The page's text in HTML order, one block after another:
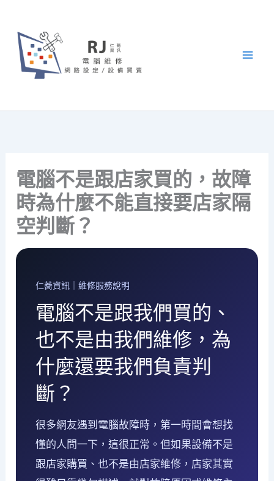
電腦不是跟店家買的，故障
時為什麼不能直接要店家隔
空判斷？
仁蕎資訊｜維修服務說明
電腦不是跟我們買的、
也不是由我們維修，為
什麼還要我們負責判
斷？
很多網友遇到電腦故障時，第一時間會想找
懂的人問一下，這很正常。但如果設備不是
跟店家購買、也不是由店家維修，店家其實